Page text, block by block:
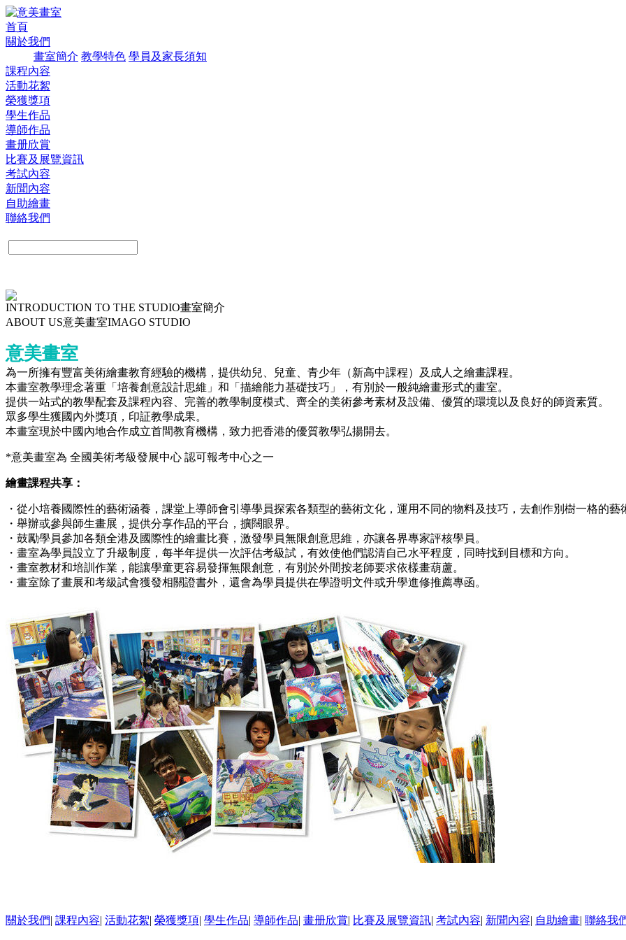
首頁
關於我們
畫室簡介 教學特色 學員及家長須知
課程內容
活動花絮
榮獲獎項
學生作品
導師作品
畫册欣賞
比賽及展覽資訊
考試內容
新聞內容
自助繪畫
聯絡我們
INTRODUCTION TO THE STUDIO畫室簡介
ABOUT US意美畫室IMAGO STUDIO
意美畫室
為一所擁有豐富美術繪畫教育經驗的機構，提供幼兒、兒童、青少年（新高中課程）及成人之繪畫課程。
本畫室教學理念著重「培養創意設計思維」和「描繪能力基礎技巧」，有別於一般純繪畫形式的畫室。
提供一站式的教學配套及課程內容、完善的教學制度模式、齊全的美術參考素材及設備、優質的環境以及良好的師資素質。
眾多學生獲國內外獎項，印証教學成果。
本畫室現於中國內地合作成⽴首間教育機構，致力把香港的優質教學弘揚開去。
*意美畫室為 全國美術考級發展中心 認可報考中心之一
繪畫課程共享：
・從小培養國際性的藝術涵養，課堂上導師會引導學員探索各類型的藝術文化，運用不同的物料及技巧，去創作別樹一格的藝
・舉辦或參與師生畫展，提供分享作品的平台，擴闊眼界。
・鼓勵學員參加各類全港及國際性的繪畫比賽，激發學員無限創意思維，亦讓各界專家評核學員。
・畫室為學員設立了升級制度，每半年提供一次評估考級試，有效使他們認清自己水平程度，同時找到目標和方向。
・畫室教材和培訓作業，能讓學童更容易發揮無限創意，有別於外間按老師要求依樣畫葫蘆。
・畫室除了畫展和考級試會獲發相關證書外，還會為學員提供在學證明文件或升學進修推薦專函。
關於我們| 課程內容| 活動花絮| 榮獲獎項| 學生作品| 導師作品| 畫册欣賞| 比賽及展覽資訊| 考試內容| 新聞內容| 自助繪畫| 聯絡我